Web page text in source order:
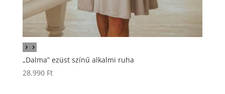
„Dalma” ezüst színű alkalmi ruha
28.990 Ft